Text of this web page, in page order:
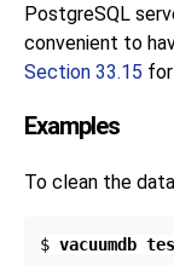
PostgreSQL
convenient to
Section 33.15
Examples
To clean the
$ vacuumdb